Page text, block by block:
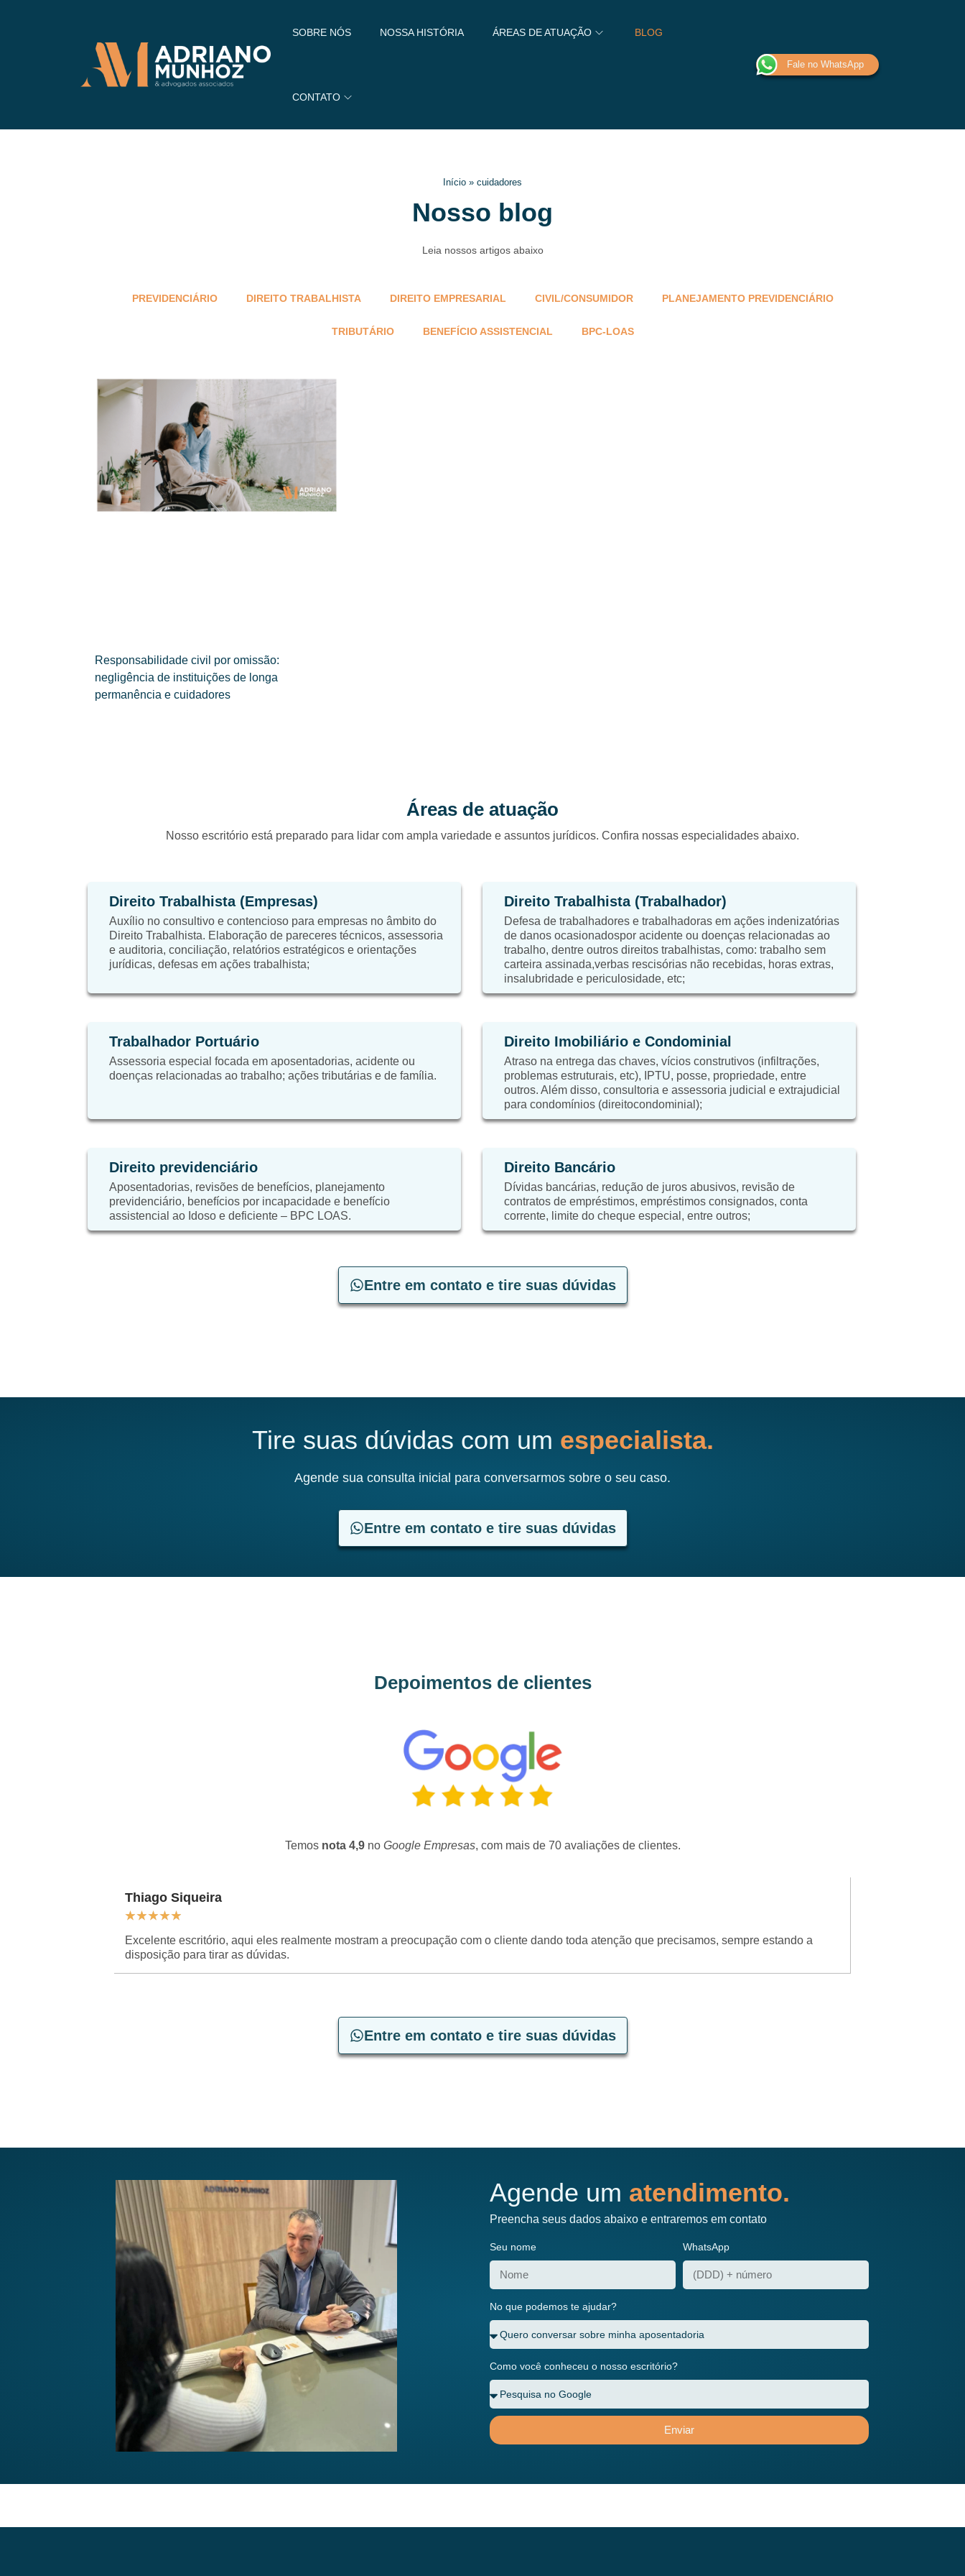
SOBRE NÓS NOSSA HISTÓRIA ÁREAS DE ATUAÇÃO BLOG
CONTATO
Fale no WhatsApp
Início » cuidadores
Nosso blog
Leia nossos artigos abaixo
PREVIDENCIÁRIO DIREITO TRABALHISTA DIREITO EMPRESARIAL CIVIL/CONSUMIDOR PLANEJAMENTO PREVIDENCIÁRIO
TRIBUTÁRIO BENEFÍCIO ASSISTENCIAL BPC-LOAS
Responsabilidade civil por omissão:
negligência de instituições de longa
permanência e cuidadores
Áreas de atuação
Nosso escritório está preparado para lidar com ampla variedade e assuntos jurídicos. Confira nossas especialidades abaixo.
Direito Trabalhista (Empresas)
Auxílio no consultivo e contencioso para empresas no âmbito do
Direito Trabalhista. Elaboração de pareceres técnicos, assessoria
e auditoria, conciliação, relatórios estratégicos e orientações
jurídicas, defesas em ações trabalhista;
Direito Trabalhista (Trabalhador)
Defesa de trabalhadores e trabalhadoras em ações indenizatórias
de danos ocasionadospor acidente ou doenças relacionadas ao
trabalho, dentre outros direitos trabalhistas, como: trabalho sem
carteira assinada,verbas rescisórias não recebidas, horas extras,
insalubridade e periculosidade, etc;
Trabalhador Portuário
Assessoria especial focada em aposentadorias, acidente ou
doenças relacionadas ao trabalho; ações tributárias e de família.
Direito Imobiliário e Condominial
Atraso na entrega das chaves, vícios construtivos (infiltrações,
problemas estruturais, etc), IPTU, posse, propriedade, entre
outros. Além disso, consultoria e assessoria judicial e extrajudicial
para condomínios (direitocondominial);
Direito previdenciário
Aposentadorias, revisões de benefícios, planejamento
previdenciário, benefícios por incapacidade e benefício
assistencial ao Idoso e deficiente – BPC LOAS.
Direito Bancário
Dívidas bancárias, redução de juros abusivos, revisão de
contratos de empréstimos, empréstimos consignados, conta
corrente, limite do cheque especial, entre outros;
Entre em contato e tire suas dúvidas
Tire suas dúvidas com um especialista.
Agende sua consulta inicial para conversarmos sobre o seu caso.
Entre em contato e tire suas dúvidas
Depoimentos de clientes
Temos nota 4,9 no Google Empresas, com mais de 70 avaliações de clientes.
Thiago Siqueira
★★★★★
Excelente escritório, aqui eles realmente mostram a preocupação com o cliente dando toda atenção que precisamos, sempre estando a
disposição para tirar as dúvidas.
Entre em contato e tire suas dúvidas
Agende um atendimento.
Preencha seus dados abaixo e entraremos em contato
Seu nome WhatsApp
No que podemos te ajudar?
Como você conheceu o nosso escritório?
Enviar